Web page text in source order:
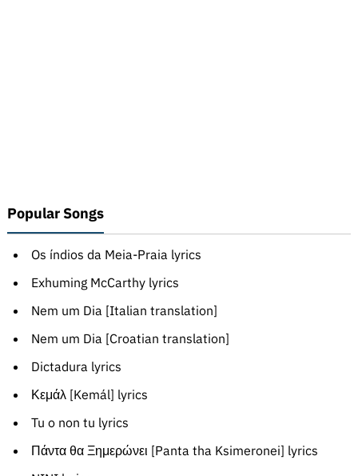
Popular Songs
Os índios da Meia-Praia lyrics
Exhuming McCarthy lyrics
Nem um Dia [Italian translation]
Nem um Dia [Croatian translation]
Dictadura lyrics
Κεμάλ [Kemál] lyrics
Tu o non tu lyrics
Πάντα θα Ξημερώνει [Panta tha Ksimeronei] lyrics